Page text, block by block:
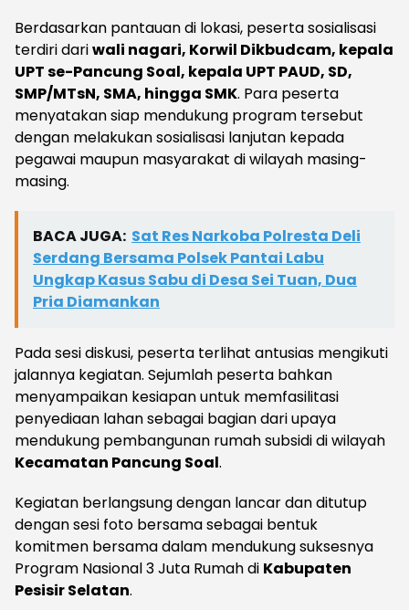
Berdasarkan pantauan di lokasi, peserta sosialisasi
terdiri dariwali nagari, Korwil Dikbudcam, kepala
UPT se-Pancung Soal, kepala UPT PAUD, SD,
SMP/MTsN, SMA, hingga SMK. Para peserta
menyatakan siap mendukung program tersebut
dengan melakukan sosialisasi lanjutan kepada
pegawai maupun masyarakat di wilayah masing-
masing.
BACA JUGA: Sat Res Narkoba Polresta Deli
Serdang Bersama Polsek Pantai Labu
Ungkap Kasus Sabu di Desa Sei Tuan, Dua
Pria Diamankan
Pada sesi diskusi, peserta terlihat antusias mengikuti
jalannya kegiatan. Sejumlah peserta bahkan
menyampaikan kesiapan untuk memfasilitasi
penyediaan lahan sebagai bagian dari upaya
mendukung pembangunan rumah subsidi di wilayah
Kecamatan Pancung Soal.
Kegiatan berlangsung dengan lancar dan ditutup
dengan sesi foto bersama sebagai bentuk
komitmen bersama dalam mendukung suksesnya
Program Nasional 3 Juta Rumah di Kabupaten
Pesisir Selatan.